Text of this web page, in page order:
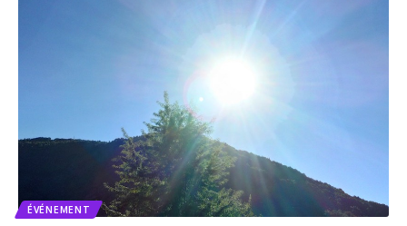
ÉVÉNEMENT